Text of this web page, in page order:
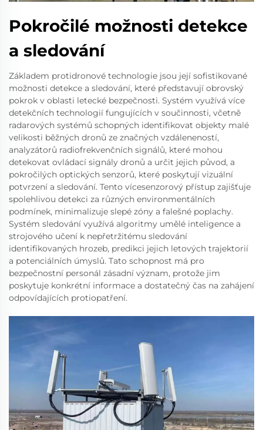
Pokročilé možnosti detekce
a sledování
Základem protidronové technologie jsou její sofistikované
možnosti detekce a sledování, které představují obrovský
pokrok v oblasti letecké bezpečnosti. Systém využívá více
detekčních technologií fungujících v součinnosti, včetně
radarových systémů schopných identifikovat objekty malé
velikosti běžných dronů ze značných vzdáleneností,
analyzátorů radiofrekvenčních signálů, které mohou
detekovat ovládací signály dronů a určit jejich původ, a
pokročilých optických senzorů, které poskytují vizuální
potvrzení a sledování. Tento vícesenzorový přístup zajišťuje
spolehlivou detekci za různých environmentálních
podmínek, minimalizuje slepé zóny a falešné poplachy.
Systém sledování využívá algoritmy umělé inteligence a
strojového učení k nepřetržitému sledování
identifikovaných hrozeb, predikci jejich letových trajektorií
a potenciálních úmyslů. Tato schopnost má pro
bezpečnostní personál zásadní význam, protože jim
poskytuje konkrétní informace a dostatečný čas na zahájení
odpovídajících protiopatření.